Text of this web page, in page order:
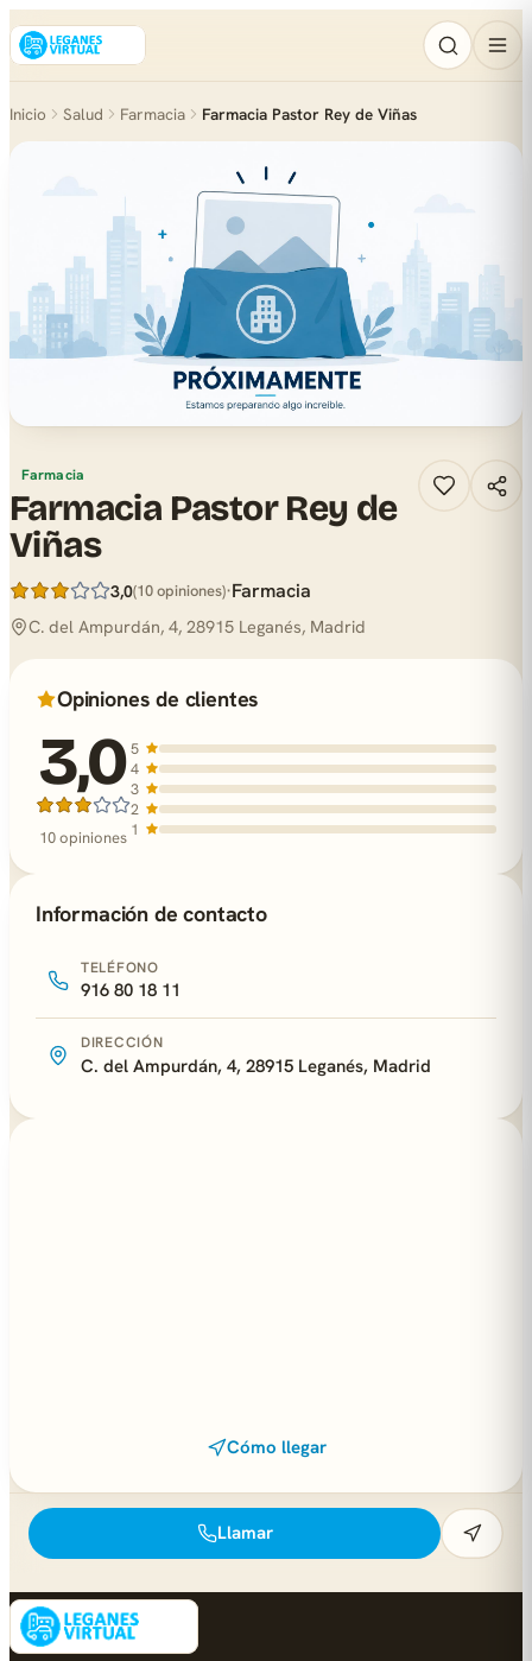
Inicio Salud Farmacia Farmacia Pastor Rey de Viñas
Farmacia
Farmacia Pastor Rey de
Viñas
3,0(10 opiniones)·Farmacia
C. del Ampurdán, 4, 28915 Leganés, Madrid
Opiniones de clientes
3,0
10 opiniones
5
4
3
2
1
Información de contacto
TELÉFONO
916 80 18 11
DIRECCIÓN
C. del Ampurdán, 4, 28915 Leganés, Madrid
Cómo llegar
Llamar